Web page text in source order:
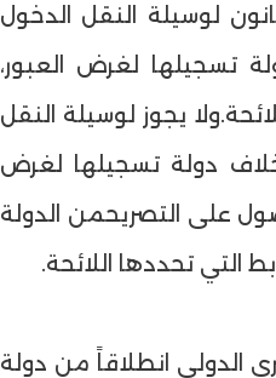
لوسيلة النقل الدخول
تسجيلها لغرض العبور،
يجوز لوسيلة النقل
دولة تسجيلها لغرض
على التصريحمن الدولة
التي تحددها اللائحة.
الدولي انطلاقاً من دولة